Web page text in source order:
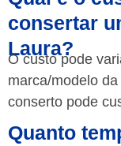
consertar
Laura?
O custo pode
marca/modelo
conserto pode
Quanto